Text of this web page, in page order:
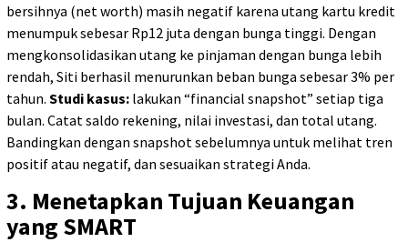
bersihnya (net worth) masih negatif karena utang kartu kredit
menumpuk sebesar Rp12 juta dengan bunga tinggi. Dengan
mengkonsolidasikan utang ke pinjaman dengan bunga lebih
rendah, Siti berhasil menurunkan beban bunga sebesar 3% per
tahun. Studi kasus: lakukan “financial snapshot” setiap tiga
bulan. Catat saldo rekening, nilai investasi, dan total utang.
Bandingkan dengan snapshot sebelumnya untuk melihat tren
positif atau negatif, dan sesuaikan strategi Anda.
3. Menetapkan Tujuan Keuangan
yang SMART